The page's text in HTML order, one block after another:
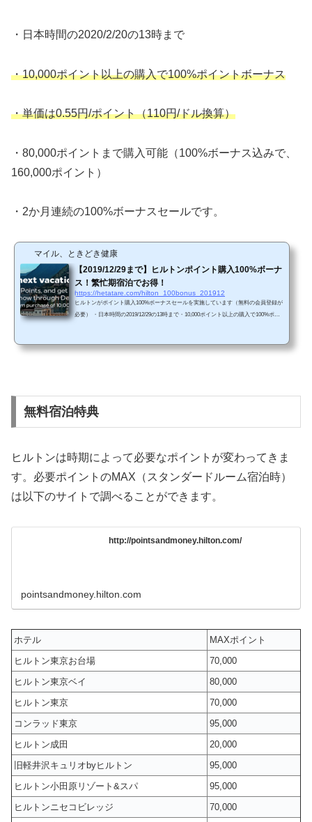
・日本時間の2020/2/20の13時まで
・10,000ポイント以上の購入で100%ポイントボーナス
・単価は0.55円/ポイント（110円/ドル換算）
・80,000ポイントまで購入可能（100%ボーナス込みで、
160,000ポイント）
・2か月連続の100%ボーナスセールです。
マイル、ときどき健康
【2019/12/29まで】ヒルトンポイント購入100%ボーナ
ス！繁忙期宿泊でお得！
https://hetatare.com/hilton_100bonus_201912
ヒルトンがポイント購入100%ボーナスセールを実施しています（無料の会員登録が
必要） ・日本時間の2019/12/29の13時まで・10,000ポイント以上の購入で100%ポイ
019年9月でした。 無料宿泊特典ヒルトンは時期によって必要なポイントが変わって
無料宿泊特典
ヒルトンは時期によって必要なポイントが変わってきま
す。必要ポイントのMAX（スタンダードルーム宿泊時）
は以下のサイトで調べることができます。
http://pointsandmoney.hilton.com/
pointsandmoney.hilton.com
ホテル
MAXポイント
ヒルトン東京お台場
70,000
ヒルトン東京ベイ
80,000
ヒルトン東京
70,000
コンラッド東京
95,000
ヒルトン成田
20,000
旧軽井沢キュリオbyヒルトン
95,000
ヒルトン小田原リゾート&スパ
95,000
ヒルトンニセコビレッジ
70,000